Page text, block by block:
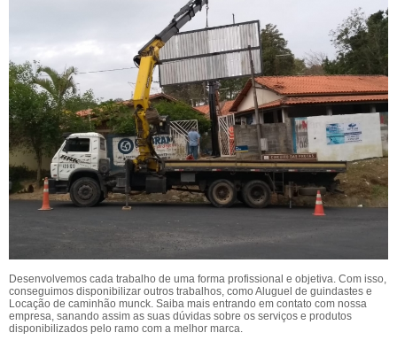
Desenvolvemos cada trabalho de uma forma profissional e objetiva. Com isso,
conseguimos disponibilizar outros trabalhos, como Aluguel de guindastes e
Locação de caminhão munck. Saiba mais entrando em contato com nossa
empresa, sanando assim as suas dúvidas sobre os serviços e produtos
disponibilizados pelo ramo com a melhor marca.